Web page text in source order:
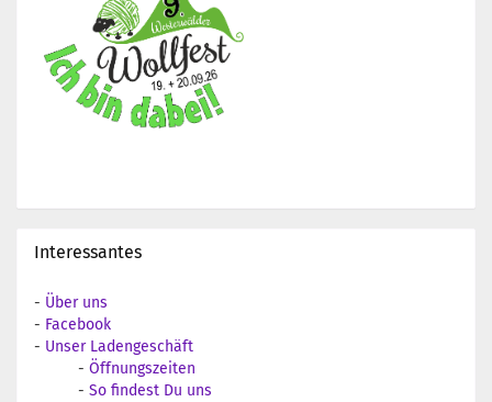
Interessantes
- Über uns
- Facebook
- Unser Ladengeschäft
- Öffnungszeiten
- So findest Du uns